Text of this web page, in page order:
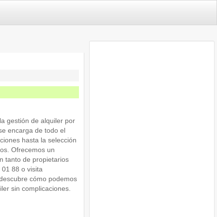
gestión de alquiler por
encarga de todo el
hasta la selección
Ofrecemos un
tanto de propietarios
88 o visita
cómo podemos
sin complicaciones.